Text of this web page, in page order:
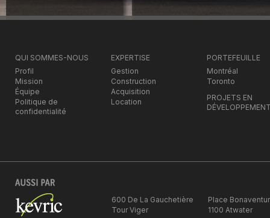
QUI SOMMES-NOUS
Profil
Mission
Équipe
Politique de
confidentialité
EXPERTISE
Gestion
Construction
Acquisition
Location
PORTEFEUILLE
Montréal
Toronto
PROJETS EN
600 De La Gauchetière
Tour Viger
Place
1100 Atwater